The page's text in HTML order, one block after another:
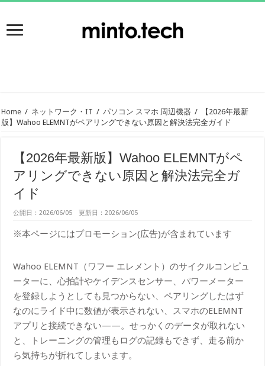
Home / ネットワーク・IT / パソコン スマホ 周辺機器 /
【2026年最新
版】Wahoo ELEMNTがペアリングできない原因と解決法完全ガイド
【2026年最新版】Wahoo ELEMNTがペ
アリングできない原因と解決法完全ガ
イド
公開日：2026/06/05 更新日：2026/06/05
※本ページにはプロモーション(広告)が含まれています
Wahoo ELEMNT（ワフー エレメント）のサイクルコンピュ
ーターに、心拍計やケイデンスセンサー、パワーメーター
を登録しようとしても見つからない、ペアリングしたはず
なのにライド中に数値が表示されない、スマホのELEMNT
アプリと接続できない——。せっかくのデータが取れない
と、トレーニングの管理もログの記録もできず、走る前か
ら気持ちが折れてしまいます。